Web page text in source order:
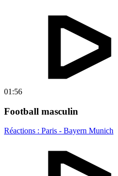
01:56
Football masculin
Réactions : Paris - Bayern Munich